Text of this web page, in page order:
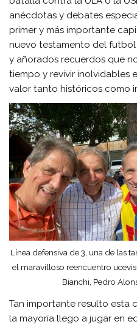
anécdotas y debates
primer y más importante
nuevo testamento del futbol
y añorados recuerdos que
tiempo y revivir inolvidables
valor tanto históricos como
Línea defensiva de 3, una de las
el maravilloso reencuentro
Bianchi, Pedro
Tan importante resulto esta
la mayoría llego a jugar en